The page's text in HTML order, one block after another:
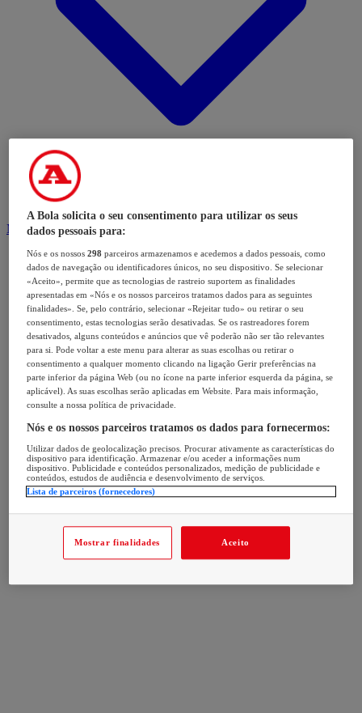
Modalidades
A Bola solicita o seu consentimento para utilizar os seus
dados pessoais para:
Nós e os nossos298 parceiros armazenamos e acedemos a dados pessoais, como
dados de navegação ou identificadores únicos, no seu dispositivo. Se selecionar
«Aceito», permite que as tecnologias de rastreio suportem as finalidades
apresentadas em «Nós e os nossos parceiros tratamos dados para as seguintes
finalidades». Se, pelo contrário, selecionar «Rejeitar tudo» ou retirar o seu
consentimento, estas tecnologias serão desativadas. Se os rastreadores forem
desativados, alguns conteúdos e anúncios que vê poderão não ser tão relevantes
para si. Pode voltar a este menu para alterar as suas escolhas ou retirar o
consentimento a qualquer momento clicando na ligação Gerir preferências na
parte inferior da página Web (ou no ícone na parte inferior esquerda da página, se
aplicável). As suas escolhas serão aplicadas em Website. Para mais informação,
consulte a nossa política de privacidade.
Nós e os nossos parceiros tratamos os dados para fornecermos:
Utilizar dados de geolocalização precisos. Procurar ativamente as características do
dispositivo para identificação. Armazenar e/ou aceder a informações num
dispositivo. Publicidade e conteúdos personalizados, medição de publicidade e
conteúdos, estudos de audiência e desenvolvimento de serviços.
Lista de parceiros (fornecedores)
Mostrar finalidades Aceito